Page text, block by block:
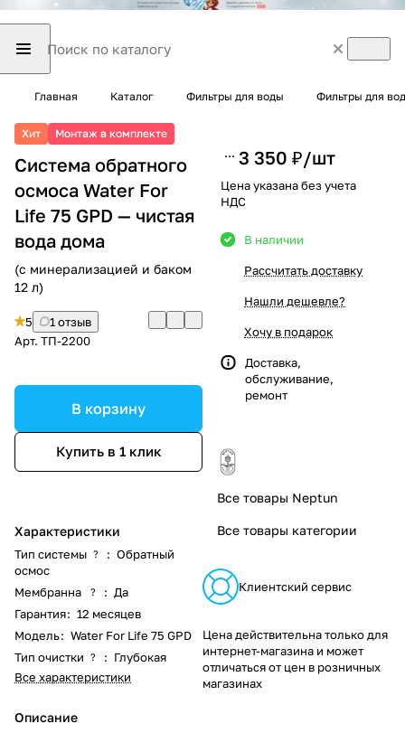
Главная Каталог Фильтры для воды Фильтры для
Хит Монтаж в комплекте
Система обратного
осмоса Water For
Life 75 GPD — чистая
вода дома
(с минерализацией и баком
12 л)
5
1 отзыв
Арт. ТП-2200
В корзину
Купить в 1 клик
Характеристики
Тип системы ? : Обратный
осмос
Мембранна
? : Да
Гарантия: 12 месяцев
Модель: Water For Life 75 GPD
Тип очистки
? : Глубокая
Все характеристики
Описание
3 350 ₽/шт
Цена указана без учета
НДС
В наличии
Рассчитать доставку
Нашли дешевле?
Хочу в подарок
Доставка,
обслуживание,
ремонт
Все товары Neptun
Все товары категории
Клиентский сервис
Цена действительна только для
интернет-магазина и может
отличаться от цен в розничных
магазинах